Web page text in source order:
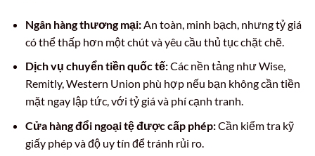
Ngân hàng thương mại:An toàn, minh bạch, nhưng tỷ giá
có thể thấp hơn một chút và yêu cầu thủ tục chặt chẽ.
Dịch vụ chuyển tiền quốc tế:Các nền tảng như Wise,
Remitly, Western Union phù hợp nếu bạn không cần tiền
mặt ngay lập tức, với tỷ giá và phí cạnh tranh.
Cửa hàng đổi ngoại tệ được cấp phép:Cần kiểm tra kỹ
giấy phép và độ uy tín để tránh rủi ro.